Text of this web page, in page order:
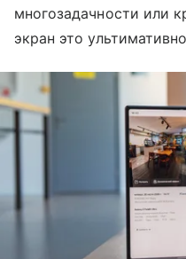
многозадачности или
экран это